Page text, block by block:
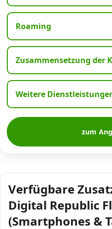
Roaming
Zusammensetzung der
Weitere
zum
Verfügbare
Digital Republic
(Smartphones &